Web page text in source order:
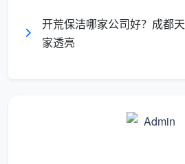
安全防护尤其重要。
开荒保洁哪家公司好？成都
家透亮